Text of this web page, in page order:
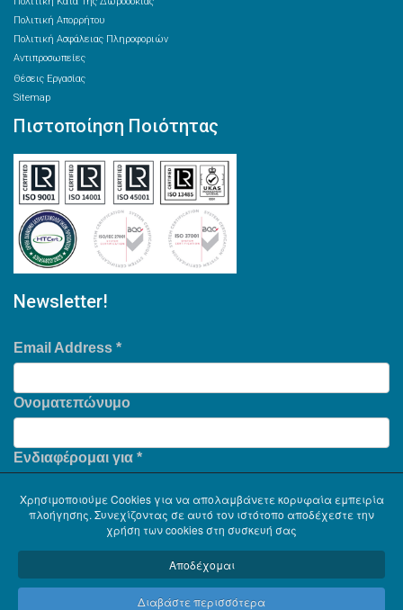
Πολιτική Απορρήτου
Πολιτική Ασφάλειας Πληροφοριών
Αντιπροσωπείες
Θέσεις Εργασίας
Sitemap
Πιστοποίηση Ποιότητας
Newsletter!
Email Address *
Ονοματεπώνυμο
Ενδιαφέρομαι για *
Χρησιμοποιούμε Cookies για να απολαμβάνετε κορυφαία εμπειρία
πλοήγησης. Συνεχίζοντας σε αυτό τον ιστότοπο αποδέχεστε την
χρήση των cookies στη συσκευή σας
Αποδέχομαι
Διαβάστε περισσότερα